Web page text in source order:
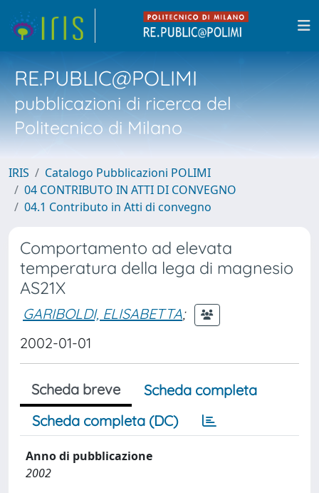
RE.PUBLIC@POLIMI
pubblicazioni di ricerca del
Politecnico di Milano
IRIS
Catalogo Pubblicazioni POLIMI
04 CONTRIBUTO IN ATTI DI CONVEGNO
04.1 Contributo in Atti di convegno
Comportamento ad elevata
temperatura della lega di magnesio
AS21X
GARIBOLDI, ELISABETTA;
2002-01-01
Scheda breve
Scheda completa
Scheda completa (DC)
Anno di pubblicazione
2002